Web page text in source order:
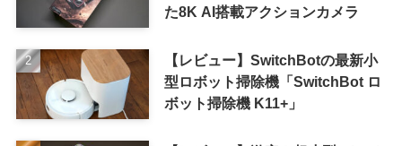
た8K AI搭載アクションカメラ
【レビュー】SwitchBotの最新小
型ロボット掃除機「SwitchBot ロ
ボット掃除機 K11+」